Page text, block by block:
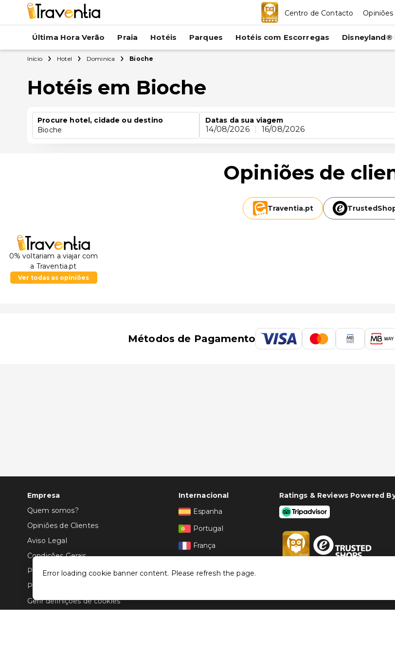
Centro de Contacto Opiniões
Última Hora Verão Praia Hotéis Parques Hotéis com Escorregas Disneyland®
Início Hotel Dominica Bioche
Hotéis em Bioche
Procure hotel, cidade ou destino
Bioche
Datas da sua viagem
14/08/2026 16/08/2026
Opiniões de
Traventia.pt
0% voltariam a viajar com
a Traventia.pt
Ver todas as opiniões
Métodos de Pagamento
Empresa
Quem somos?
Opiniões de Clientes
Aviso Legal
Condições Gerais
Politica de Privacidade
Política de Cookies
Gerir definições de cookies
Internacional
Espanha
Portugal
França
Ratings & Reviews Powered
Error loading cookie banner content. Please refresh the page.